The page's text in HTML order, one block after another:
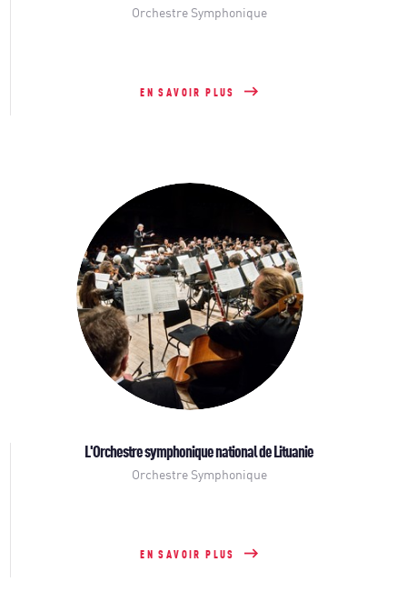
Orchestre Symphonique
EN SAVOIR PLUS
L'Orchestre symphonique national de Lituanie
Orchestre Symphonique
EN SAVOIR PLUS